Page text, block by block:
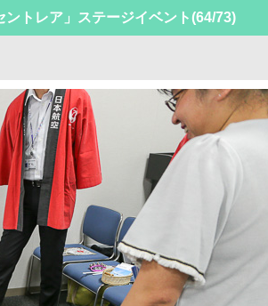
トレア」ステージイベント(64/73)